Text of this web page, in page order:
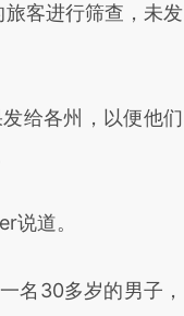
客进行筛查，未发
给各州，以便他们
道。
名30多岁的男子，